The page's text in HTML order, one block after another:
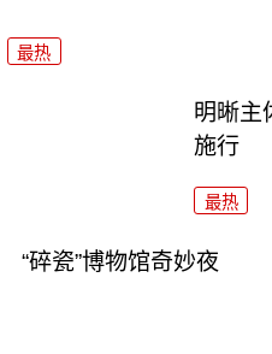
最热
明晰主
施行
最热
“碎瓷”博物馆奇妙夜